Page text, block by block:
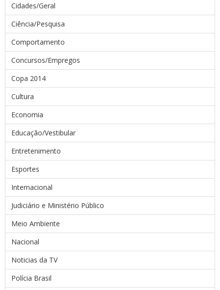
Cidades/Geral
Ciência/Pesquisa
Comportamento
Concursos/Empregos
Copa 2014
Cultura
Economia
Educação/Vestibular
Entretenimento
Esportes
Internacional
Judiciário e Ministério Público
Meio Ambiente
Nacional
Noticias da TV
Polícia Brasil